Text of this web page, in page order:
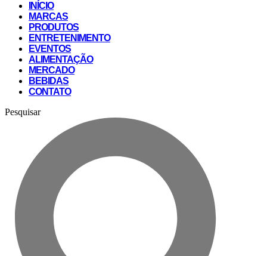
INÍCIO
MARCAS
PRODUTOS
ENTRETENIMENTO
EVENTOS
ALIMENTAÇÃO
MERCADO
BEBIDAS
CONTATO
Pesquisar